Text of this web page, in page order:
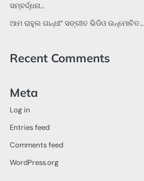
ସମ୍ବର୍ଦ୍ଧନା…
ଆମ ରାହୁଲ ଗାନ୍ଧୀ” ସଙ୍ଗୀତ ଭିଡିଓ ଉନ୍ମୋଚିତ…
Recent Comments
Meta
Log in
Entries feed
Comments feed
WordPress.org